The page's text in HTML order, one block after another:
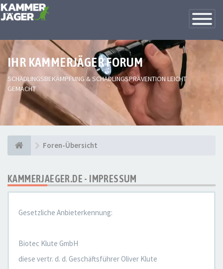
Toggle
IHR KAMMERJÄGER FORUM
SCHÄDLINGSBEKÄMPFUNG & SCHÄDLINGSPRÄVENTION LEICHT
GEMACHT
Foren-Übersicht
KAMMERJAEGER.DE - IMPRESSUM
Gesetzliche Anbieterkennung:
Biotec Klute GmbH
diese vertr. d. d. Geschäftsführer Oliver Klute